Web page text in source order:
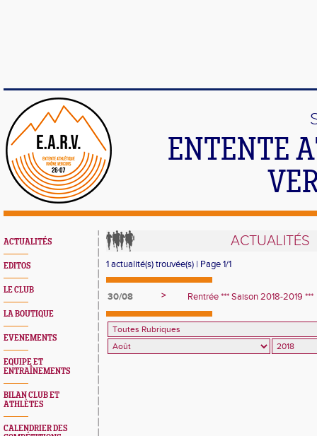
ENTENTE
ACTUALITÉS
EDITOS
LE CLUB
LA BOUTIQUE
EVENEMENTS
EQUIPE ET
ENTRAÎNEMENTS
BILAN CLUB ET
ATHLÈTES
CALENDRIER DES
ACTUALITÉS
1 actualité(s) trouvée(s) | Page 1/1
30/08 > Rentrée *** Saison 2018-2019 ***